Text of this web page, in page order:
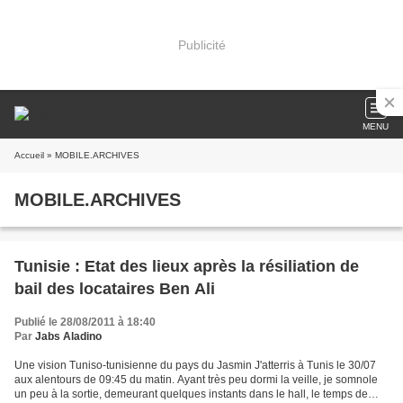
Publicité
MENU
Accueil » MOBILE.ARCHIVES
MOBILE.ARCHIVES
Tunisie : Etat des lieux après la résiliation de
bail des locataires Ben Ali
Publié le 28/08/2011 à 18:40
Par Jabs Aladino
Une vision Tuniso-tunisienne du pays du Jasmin J'atterris à Tunis le 30/07
aux alentours de 09:45 du matin. Ayant très peu dormi la veille, je somnole
un peu à la sortie, demeurant quelques instants dans le hall, le temps de